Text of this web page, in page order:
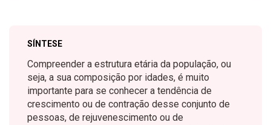
SÍNTESE
Compreender a estrutura etária da população, ou
seja, a sua composição por idades, é muito
importante para se conhecer a tendência de
crescimento ou de contração desse conjunto de
pessoas, de rejuvenescimento ou de